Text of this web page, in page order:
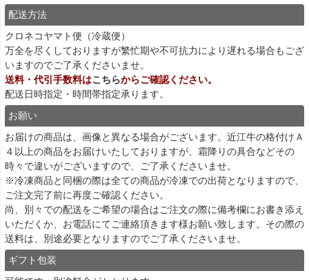
配送方法
クロネコヤマト便（冷蔵便）
万全を尽くしておりますが繁忙期や不可抗力により遅れる場合もござ
いますのでご了承くださいませ。
送料・代引手数料はこちらからご確認ください。
配送日時指定・時間帯指定承ります。
お願い
お届けの商品は、画像と異なる場合がございます。近江牛の格付けＡ
４以上の商品をお届けいたしておりますが、霜降りの具合などその
時々で違いがございますので、ご了承くださいませ。
※冷凍商品と同梱の際は全ての商品が冷凍での出荷となりますので、
ご注文完了前に再度ご確認ください。
尚、別々での配送をご希望の場合はご注文の際に備考欄にお書き添え
いただくか、お電話にてご連絡頂きます様お願い致します。その際の
送料は、別途必要となりますのでご了承くださいませ。
ギフト包装